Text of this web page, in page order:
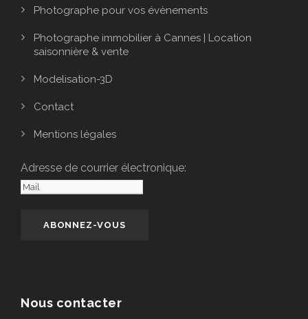
Photographe pour vos évènements
Photographe immobilier à Cannes | Location
saisonnière & vente
Modelisation-3D
Contact
Mentions légales
Adresse de courrier électronique:
Nous contacter